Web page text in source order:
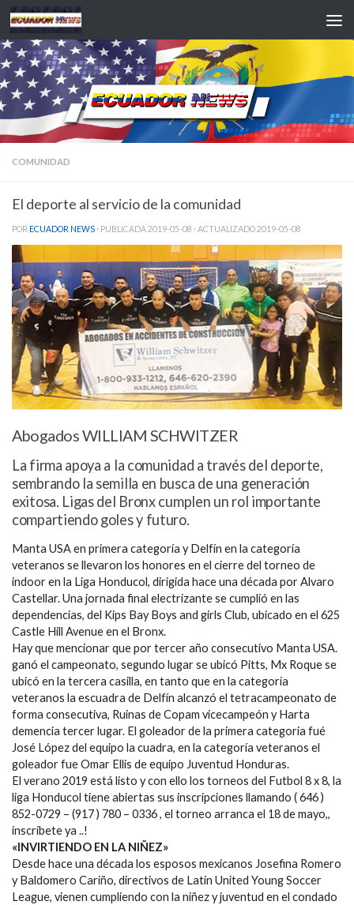
Saltar al contenido
COMUNIDAD
El deporte al servicio de la comunidad
POR ECUADOR NEWS · PUBLICADA2019-05-08 · ACTUALIZADO2019-05-08
Abogados WILLIAM SCHWITZER
La firma apoya a la comunidad a través del deporte,
sembrando la semilla en busca de una generación
exitosa. Ligas del Bronx cumplen un rol importante
compartiendo goles y futuro.
Manta USA en primera categoría y Delfín en la categoría
veteranos se llevaron los honores en el cierre del torneo de
indoor en la Liga Honducol, dirigida hace una década por Alvaro
Castellar. Una jornada final electrizante se cumplió en las
dependencias, del Kips Bay Boys and girls Club, ubicado en el 625
Castle Hill Avenue en el Bronx.
Hay que mencionar que por tercer año consecutivo Manta USA.
ganó el campeonato, segundo lugar se ubicó Pitts, Mx Roque se
ubicó en la tercera casilla, en tanto que en la categoría
veteranos la escuadra de Delfín alcanzó el tetracampeonato de
forma consecutiva, Ruinas de Copam vicecampeón y Harta
demencia tercer lugar. El goleador de la primera categoria fué
José López del equipo la cuadra, en la categoría veteranos el
goleador fue Omar Ellis de equipo Juventud Honduras.
El verano 2019 está listo y con ello los torneos del Futbol 8 x 8, la
liga Honducol tiene abiertas sus inscripciones llamando ( 646 )
852-0729 – (917 ) 780 – 0336 , el torneo arranca el 18 de mayo,,
inscríbete ya ..!
«INVIRTIENDO EN LA NIÑEZ»
Desde hace una década los esposos mexicanos Josefina Romero
y Baldomero Cariño, directivos de Latin United Young Soccer
League, vienen cumpliendo con la niñez y juventud en el condado